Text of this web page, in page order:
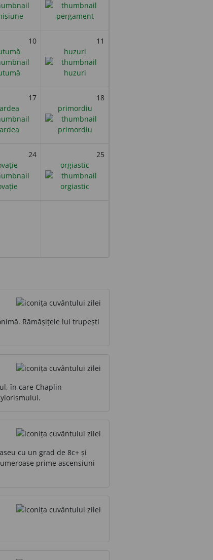
10
11
huzuri
17
18
primordiu
24
25
orgiastic
Rămășițele lui trupești
în care Chaplin
cu un grad de 8c+ și
prime ascensiuni